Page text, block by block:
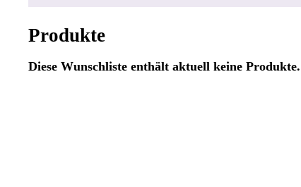
Produkte
Diese Wunschliste enthält aktuell keine Produkte.